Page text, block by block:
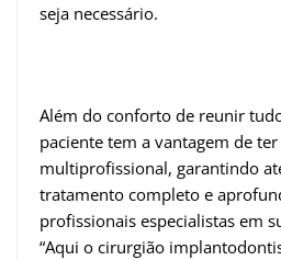
seja necessário.
Além do conforto de reunir
paciente tem a vantagem de
multiprofissional, garantindo
tratamento completo e
profissionais especialistas em
“Aqui o cirurgião